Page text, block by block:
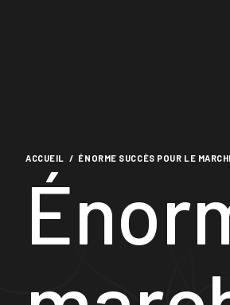
ACCUEIL / ÉNORME SUCCÈS POUR LE